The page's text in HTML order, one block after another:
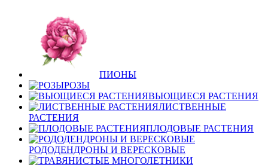
ПИОНЫ
РОЗЫ
ВЬЮЩИЕСЯ РАСТЕНИЯ
ЛИСТВЕННЫЕ
РАСТЕНИЯ
ПЛОДОВЫЕ РАСТЕНИЯ
РОДОДЕНДРОНЫ И ВЕРЕСКОВЫЕ